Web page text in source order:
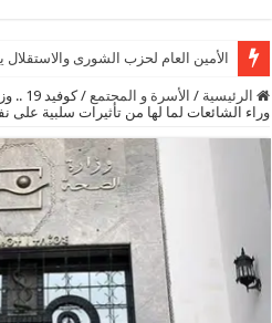
الأمين العام لحزب الشورى
الرئيسية / الأسرة و المجتمع /
وراء الشائعات لما لها من تأثيرات سلبية